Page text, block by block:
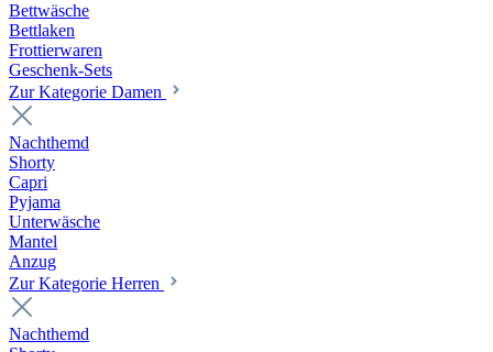
Bettwäsche
Bettlaken
Frottierwaren
Geschenk-Sets
Zur Kategorie Damen
Nachthemd
Shorty
Capri
Pyjama
Unterwäsche
Mantel
Anzug
Zur Kategorie Herren
Nachthemd